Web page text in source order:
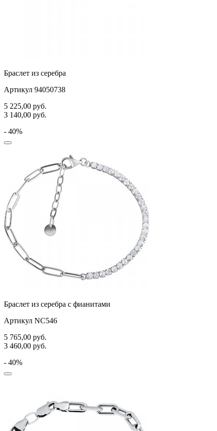
Браслет из серебра
Артикул 94050738
5 225,00 руб.
3 140,00 руб.
- 40%
Браслет из серебра с фианитами
Артикул NC546
5 765,00 руб.
3 460,00 руб.
- 40%